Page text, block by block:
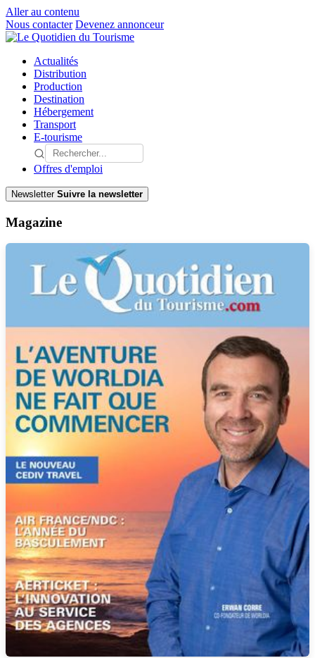
Aller au contenu
Nous contacter Devenez annonceur
Actualités
Distribution
Production
Destination
Hébergement
Transport
E-tourisme
Offres d'emploi
Newsletter Suivre la newsletter
Magazine